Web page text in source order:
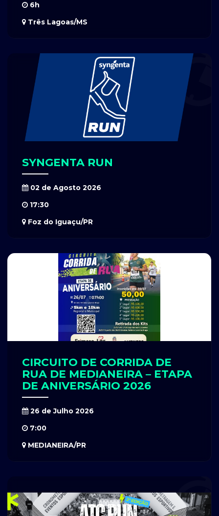
6h
Três Lagoas/MS
SYNGENTA RUN
02 de Agosto 2026
17:30
Foz do Iguaçu/PR
CIRCUITO DE CORRIDA DE
RUA DE MEDIANEIRA – ETAPA
DE ANIVERSÁRIO 2026
26 de Julho 2026
7:00
MEDIANEIRA/PR